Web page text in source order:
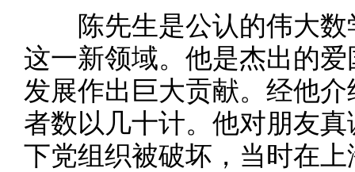
陈先生是公认的伟大数
这一新领域。他是杰出的
发展作出巨大贡献。经他
者数以几十计。他对朋友
下党组织被破坏，当时在